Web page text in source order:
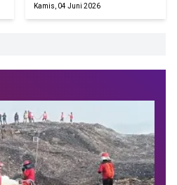
Kamis, 04 Juni 2026